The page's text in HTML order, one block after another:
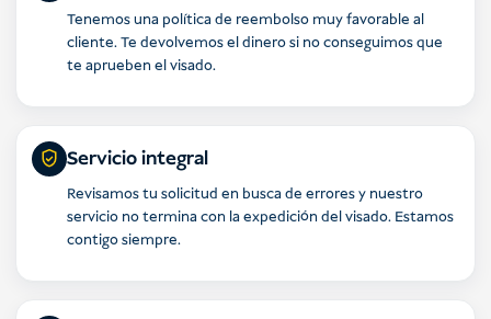
Tenemos una política de reembolso muy favorable al
cliente. Te devolvemos el dinero si no conseguimos que
te aprueben el visado.
Servicio integral
Revisamos tu solicitud en busca de errores y nuestro
servicio no termina con la expedición del visado. Estamos
contigo siempre.